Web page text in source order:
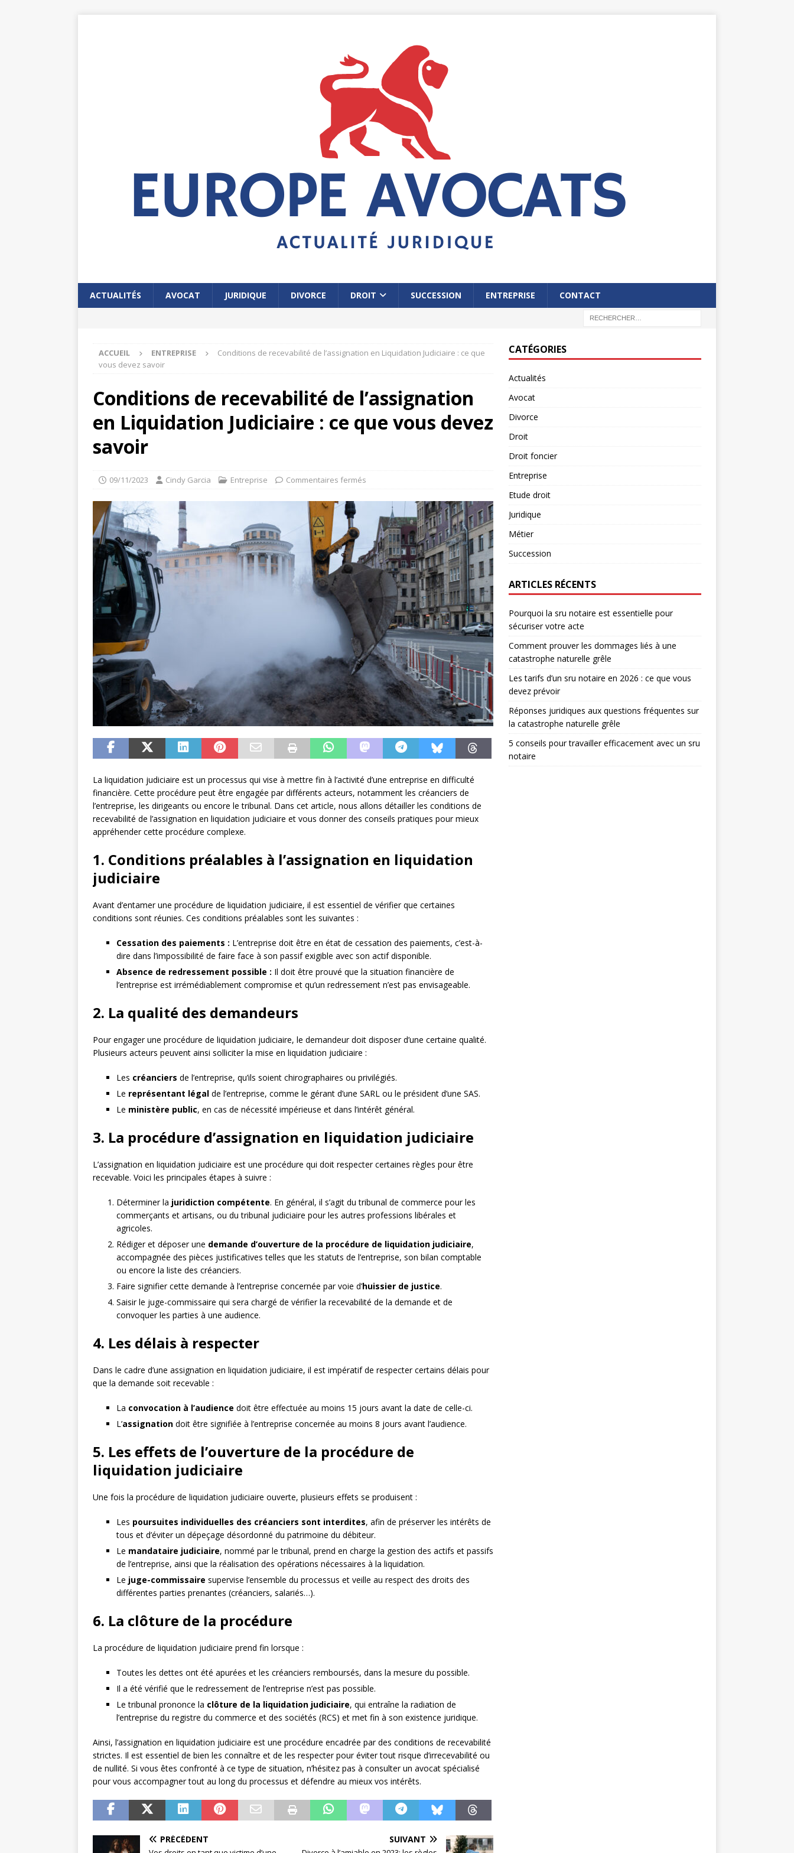
ACTUALITÉS AVOCAT JURIDIQUE DIVORCE DROIT SUCCESSION ENTREPRISE CONTACT
ACCUEIL ENTREPRISE
Conditions de recevabilité de l’assignation en Liquidation Judiciaire : ce que
vous devez savoir
Conditions de recevabilité de l’assignation
en Liquidation Judiciaire : ce que vous devez
savoir
09/11/2023 Cindy Garcia Entreprise Commentaires fermés
La liquidation judiciaire est un processus qui vise à mettre fin à l’activité d’une entreprise en difficulté
financière. Cette procédure peut être engagée par différents acteurs, notamment les créanciers de
l’entreprise, les dirigeants ou encore le tribunal. Dans cet article, nous allons détailler les conditions de
recevabilité de l’assignation en liquidation judiciaire et vous donner des conseils pratiques pour mieux
appréhender cette procédure complexe.
1. Conditions préalables à l’assignation en liquidation
judiciaire
Avant d’entamer une procédure de liquidation judiciaire, il est essentiel de vérifier que certaines
conditions sont réunies. Ces conditions préalables sont les suivantes :
Cessation des paiements : L’entreprise doit être en état de cessation des paiements, c’est-à-
dire dans l’impossibilité de faire face à son passif exigible avec son actif disponible.
Absence de redressement possible : Il doit être prouvé que la situation financière de
l’entreprise est irrémédiablement compromise et qu’un redressement n’est pas envisageable.
2. La qualité des demandeurs
Pour engager une procédure de liquidation judiciaire, le demandeur doit disposer d’une certaine qualité.
Plusieurs acteurs peuvent ainsi solliciter la mise en liquidation judiciaire :
Les créanciers de l’entreprise, qu’ils soient chirographaires ou privilégiés.
Le représentant légal de l’entreprise, comme le gérant d’une SARL ou le président d’une SAS.
Le ministère public, en cas de nécessité impérieuse et dans l’intérêt général.
3. La procédure d’assignation en liquidation judiciaire
L’assignation en liquidation judiciaire est une procédure qui doit respecter certaines règles pour être
recevable. Voici les principales étapes à suivre :
Déterminer la juridiction compétente. En général, il s’agit du tribunal de commerce pour les
commerçants et artisans, ou du tribunal judiciaire pour les autres professions libérales et
agricoles.
Rédiger et déposer une demande d’ouverture de la procédure de liquidation judiciaire,
accompagnée des pièces justificatives telles que les statuts de l’entreprise, son bilan comptable
ou encore la liste des créanciers.
Faire signifier cette demande à l’entreprise concernée par voie d’huissier de justice.
Saisir le juge-commissaire qui sera chargé de vérifier la recevabilité de la demande et de
convoquer les parties à une audience.
4. Les délais à respecter
Dans le cadre d’une assignation en liquidation judiciaire, il est impératif de respecter certains délais pour
que la demande soit recevable :
La convocation à l’audience doit être effectuée au moins 15 jours avant la date de celle-ci.
L’assignation doit être signifiée à l’entreprise concernée au moins 8 jours avant l’audience.
5. Les effets de l’ouverture de la procédure de
liquidation judiciaire
Une fois la procédure de liquidation judiciaire ouverte, plusieurs effets se produisent :
Les poursuites individuelles des créanciers sont interdites, afin de préserver les intérêts de
tous et d’éviter un dépeçage désordonné du patrimoine du débiteur.
Le mandataire judiciaire, nommé par le tribunal, prend en charge la gestion des actifs et passifs
de l’entreprise, ainsi que la réalisation des opérations nécessaires à la liquidation.
Le juge-commissaire supervise l’ensemble du processus et veille au respect des droits des
différentes parties prenantes (créanciers, salariés…).
6. La clôture de la procédure
La procédure de liquidation judiciaire prend fin lorsque :
Toutes les dettes ont été apurées et les créanciers remboursés, dans la mesure du possible.
Il a été vérifié que le redressement de l’entreprise n’est pas possible.
Le tribunal prononce la clôture de la liquidation judiciaire, qui entraîne la radiation de
l’entreprise du registre du commerce et des sociétés (RCS) et met fin à son existence juridique.
Ainsi, l’assignation en liquidation judiciaire est une procédure encadrée par des conditions de recevabilité
strictes. Il est essentiel de bien les connaître et de les respecter pour éviter tout risque d’irrecevabilité ou
de nullité. Si vous êtes confronté à ce type de situation, n’hésitez pas à consulter un avocat spécialisé
pour vous accompagner tout au long du processus et défendre au mieux vos intérêts.
PRÉCÉDENT SUIVANT
CATÉGORIES
Actualités
Avocat
Divorce
Droit
Droit foncier
Entreprise
Etude droit
Juridique
Métier
Succession
ARTICLES RÉCENTS
Pourquoi la sru notaire est essentielle pour
sécuriser votre acte
Comment prouver les dommages liés à une
catastrophe naturelle grêle
Les tarifs d’un sru notaire en 2026 : ce que vous
devez prévoir
Réponses juridiques aux questions fréquentes sur
la catastrophe naturelle grêle
5 conseils pour travailler efficacement avec un sru
notaire